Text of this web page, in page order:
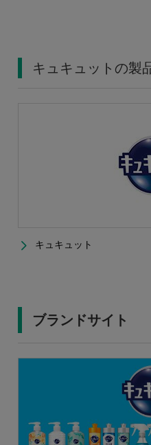
キュキュットの製
キュキュット
ブランドサイト